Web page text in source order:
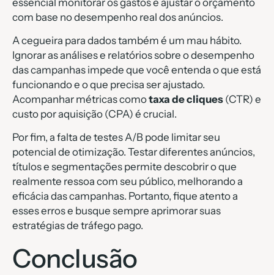
com base no desempenho real dos anúncios.
A cegueira para dados também é um mau hábito.
Ignorar as análises e relatórios sobre o desempenho
das campanhas impede que você entenda o que está
funcionando e o que precisa ser ajustado.
Acompanhar métricas comotaxa de cliques (CTR) e
custo por aquisição (CPA) é crucial.
Por fim, a falta de testes A/B pode limitar seu
potencial de otimização. Testar diferentes anúncios,
títulos e segmentações permite descobrir o que
realmente ressoa com seu público, melhorando a
eficácia das campanhas. Portanto, fique atento a
esses erros e busque sempre aprimorar suas
estratégias de tráfego pago.
Conclusão